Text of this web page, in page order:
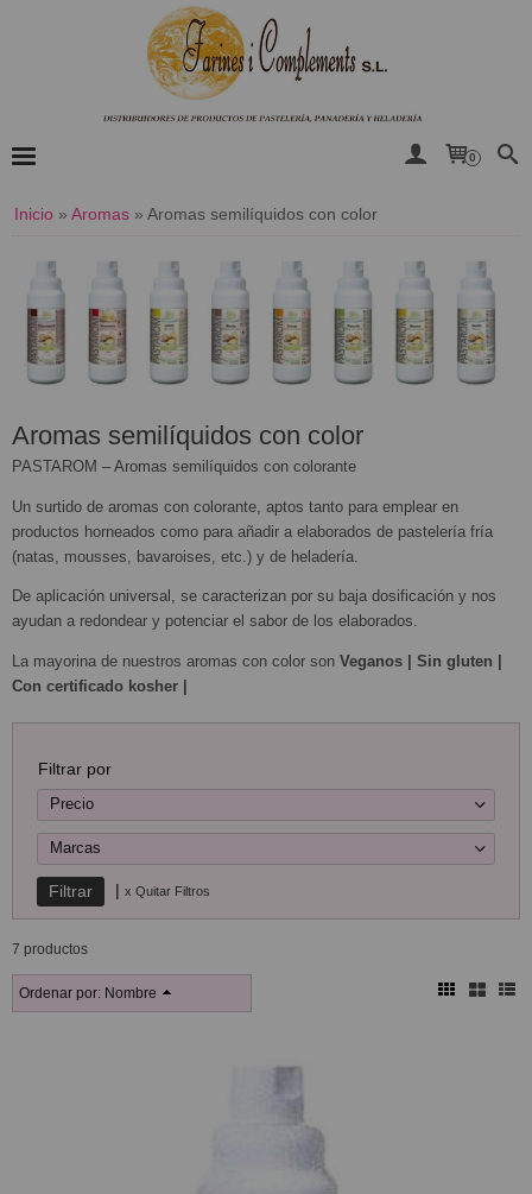
0
Inicio » Aromas » Aromas semilíquidos con color
Aromas semilíquidos con color
PASTAROM – Aromas semilíquidos con colorante
Un surtido de aromas con colorante, aptos tanto para emplear en
productos horneados como para añadir a elaborados de pastelería fría
(natas, mousses, bavaroises, etc.) y de heladería.
De aplicación universal, se caracterizan por su baja dosificación y nos
ayudan a redondear y potenciar el sabor de los elaborados.
La mayorina de nuestros aromas con color son Veganos | Sin gluten |
Con certificado kosher |
Filtrar por
Precio
Marcas
| x Quitar Filtros
7 productos
Ordenar por: Nombre